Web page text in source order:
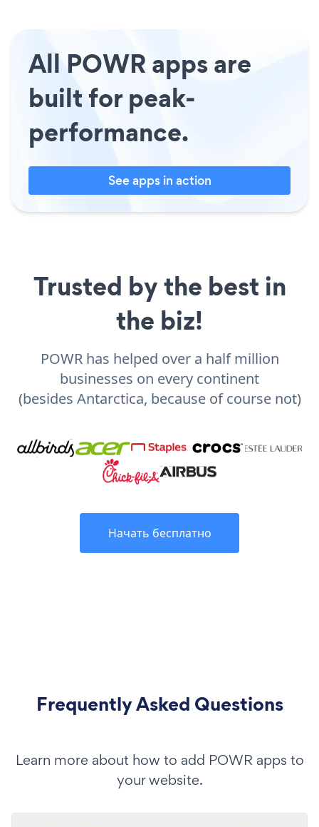
All POWR apps are
built for peak-
performance.
See apps in action
Trusted by the best in
the biz!
POWR has helped over a half million
businesses on every continent
(besides Antarctica, because of course not)
Начать бесплатно
Frequently Asked Questions
Learn more about how to add POWR apps to
your website.